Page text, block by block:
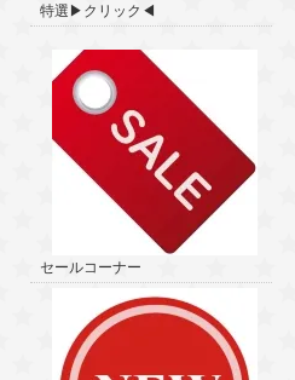
特選▶クリック◀
セールコーナー